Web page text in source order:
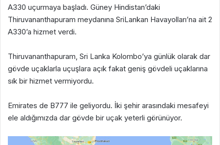
A330 uçurmaya başladı. Güney Hindistan’daki
Thiruvananthapuram meydanına SriLankan Havayolları’na ait 2
A330’a hizmet verdi.
Thiruvananthapuram, Sri Lanka Kolombo’ya günlük olarak dar
gövde uçaklarla uçuşlara açık fakat geniş gövdeli uçaklarına
sık bir hizmet vermiyordu.
Emirates de B777 ile geliyordu. İki şehir arasındaki mesafeyi
ele aldığımızda dar gövde bir uçak yeterli görünüyor.